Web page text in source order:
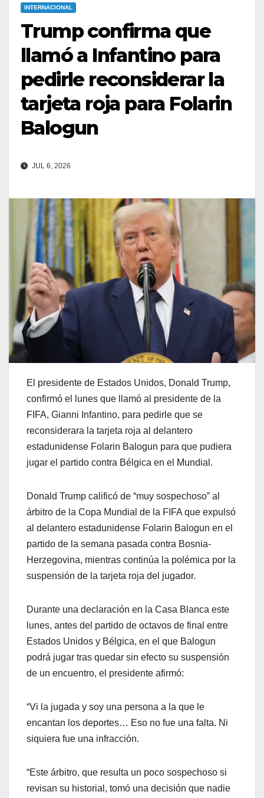
INTERNACIONAL
Trump confirma que
llamó a Infantino para
pedirle reconsiderar la
tarjeta roja para Folarin
Balogun
JUL 6, 2026
El presidente de Estados Unidos, Donald Trump,
confirmó el lunes que llamó al presidente de la
FIFA, Gianni Infantino, para pedirle que se
reconsiderara la tarjeta roja al delantero
estadunidense Folarin Balogun para que pudiera
jugar el partido contra Bélgica en el Mundial.
Donald Trump calificó de “muy sospechoso” al
árbitro de la Copa Mundial de la FIFA que expulsó
al delantero estadunidense Folarin Balogun en el
partido de la semana pasada contra Bosnia-
Herzegovina, mientras continúa la polémica por la
suspensión de la tarjeta roja del jugador.
Durante una declaración en la Casa Blanca este
lunes, antes del partido de octavos de final entre
Estados Unidos y Bélgica, en el que Balogun
podrá jugar tras quedar sin efecto su suspensión
de un encuentro, el presidente afirmó:
“Vi la jugada y soy una persona a la que le
encantan los deportes… Eso no fue una falta. Ni
siquiera fue una infracción.
“Este árbitro, que resulta un poco sospechoso si
revisan su historial, tomó una decisión que nadie